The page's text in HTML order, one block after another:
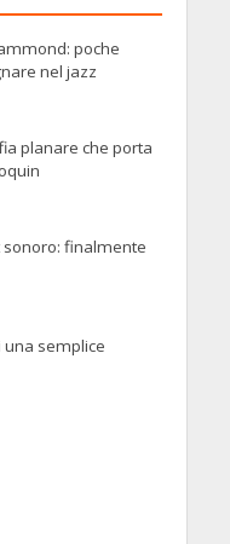
poche
nel jazz
planare che porta
sonoro: finalmente
una semplice